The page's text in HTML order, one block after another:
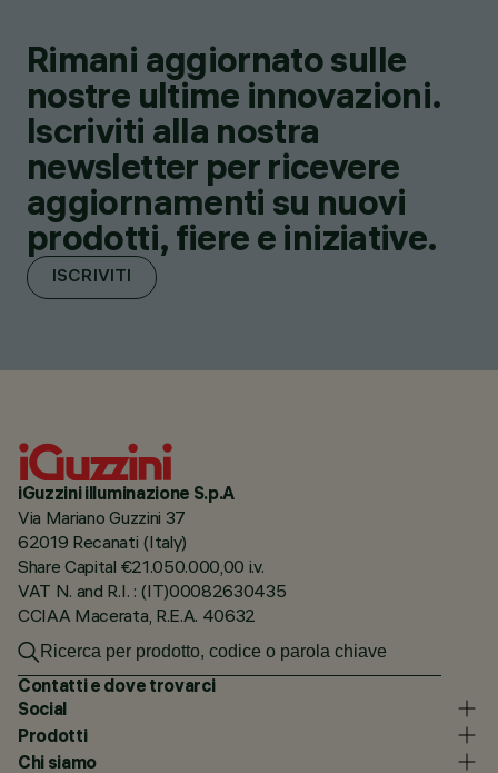
Rimani aggiornato sulle
nostre ultime innovazioni.
Iscriviti alla nostra
newsletter per ricevere
aggiornamenti su nuovi
prodotti, fiere e iniziative.
ISCRIVITI
iGuzzini illuminazione S.p.A
Via Mariano Guzzini 37
62019 Recanati (Italy)
Share Capital €21.050.000,00 i.v.
VAT N. and R.I. : (IT)00082630435
CCIAA Macerata, R.E.A. 40632
Contatti e dove trovarci
Social
Prodotti
Chi siamo